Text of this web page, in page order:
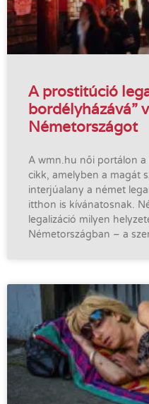
A prostitúció
bordélyházává”
Németországot
A wmn.hu női portálon
cikk, amelyben a magát
interjúalany a német
itthon is kívánatosnak.
legalizáció milyen
Németországban – a